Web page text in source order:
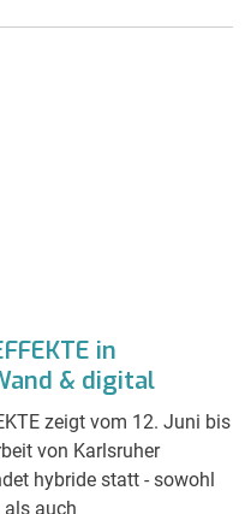
in
& digital
zeigt vom 12. Juni bis
von Karlsruher
hybride statt - sowohl
auch